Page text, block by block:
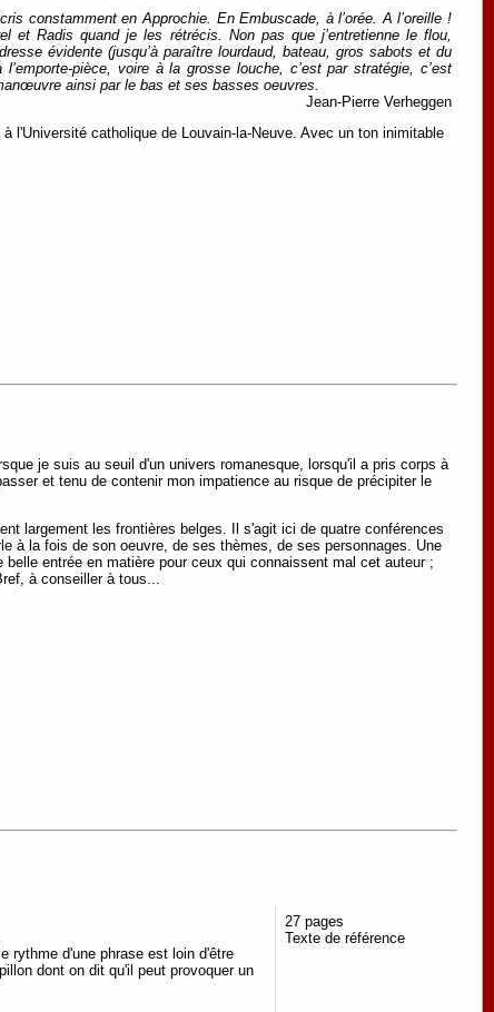
constamment en Approchie. En Embuscade, à l’orée. A l’oreille !
et Radis quand je les rétrécis. Non pas que j’entretienne le flou,
évidente (jusqu’à paraître lourdaud, bateau, gros sabots et du
pièce, voire à la grosse louche, c’est par stratégie, c’est
ainsi par le bas et ses basses oeuvres.
Jean-Pierre Verheggen
l'Université catholique de Louvain-la-Neuve. Avec un ton inimitable
je suis au seuil d'un univers romanesque, lorsqu'il a pris corps à
et tenu de contenir mon impatience au risque de précipiter le
largement les frontières belges. Il s'agit ici de quatre conférences
à la fois de son oeuvre, de ses thèmes, de ses personnages. Une
entrée en matière pour ceux qui connaissent mal cet auteur ;
à conseiller à tous...
rythme d'une phrase est loin d'être
dont on dit qu'il peut provoquer un
27 pages
Texte de référence